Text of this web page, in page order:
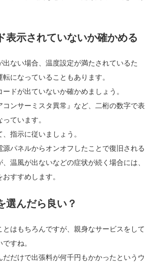
表示されていないか確かめる
出ない場合、温度設定が満たされているた
になっていることもあります。
ドが出ていないか確かめましょう。
ンサーミスタ異常』など、二桁の数字で表
ています。
指示に従いましょう。
源パネルからオンオフしたことで復旧される
温風が出ないなどの症状が続く場合には、
すすめします。
選んだら良い？
とはもちろんですが、親身なサービスをして
すね。
だだけで出張料が何千円もかかったというウ